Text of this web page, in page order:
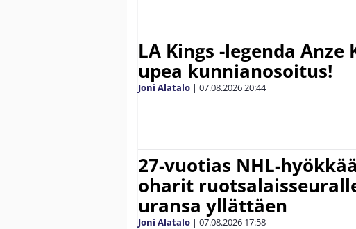
LA Kings -legenda
upea kunnianosoitus!
Joni Alatalo | 07.08.202620:44
27-vuotias NHL-
oharit
uransa yllättäen
Joni Alatalo | 07.08.2026 17:58